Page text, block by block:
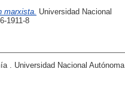
marxista. Universidad Nacional
1911-8
. Universidad Nacional Autónoma